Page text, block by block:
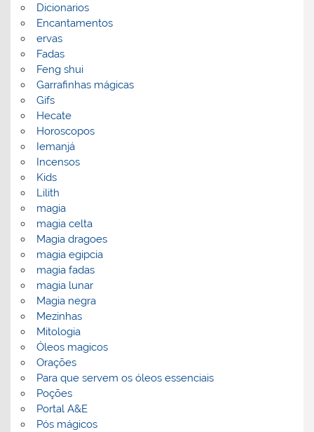
Dicionarios
Encantamentos
ervas
Fadas
Feng shui
Garrafinhas mágicas
Gifs
Hecate
Horoscopos
Iemanjá
Incensos
Kids
Lilith
magia
magia celta
Magia dragoes
magia egipcia
magia fadas
magia lunar
Magia negra
Mezinhas
Mitologia
Óleos magicos
Orações
Para que servem os óleos essenciais
Poções
Portal A&E
Pós mágicos